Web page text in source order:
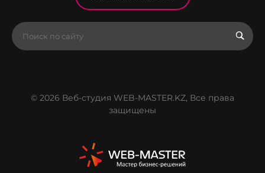
© 2026 Веб-студия WEB-MASTER.KZ, Все права
защищены